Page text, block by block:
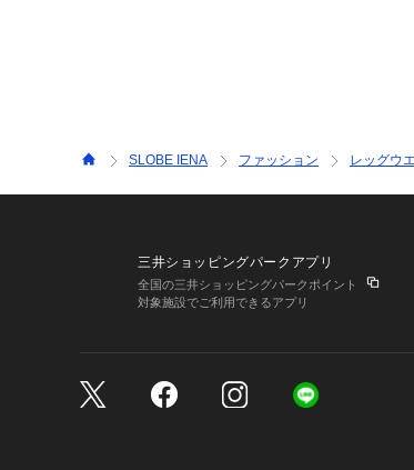
SLOBE IENA ファッション レッグウ
三井ショッピングパークアプリ
全国の三井ショッピングパークポイント
対象施設でご利用できるアプリ